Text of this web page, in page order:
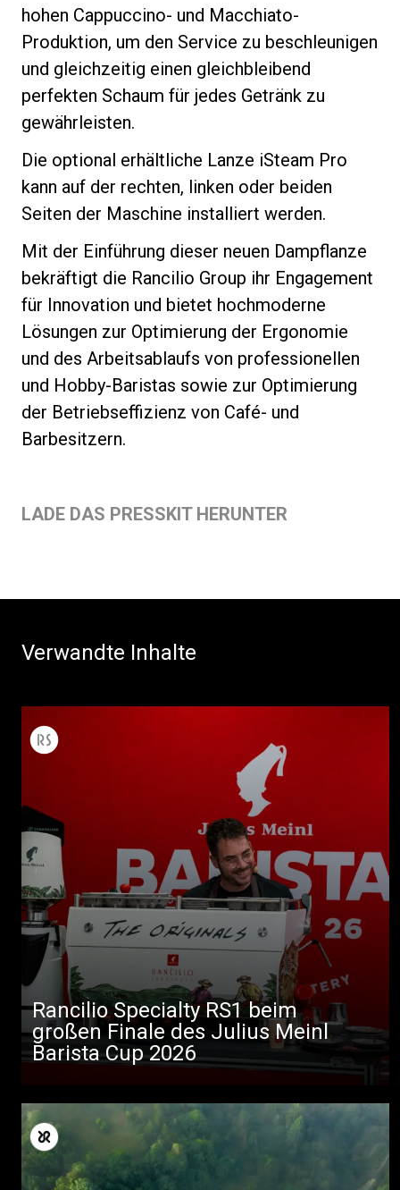
hohen Cappuccino- und Macchiato-
Produktion, um den Service zu beschleunigen
und gleichzeitig einen gleichbleibend
perfekten Schaum für jedes Getränk zu
gewährleisten.
Die optional erhältliche Lanze iSteam Pro
kann auf der rechten, linken oder beiden
Seiten der Maschine installiert werden.
Mit der Einführung dieser neuen Dampflanze
bekräftigt die Rancilio Group ihr Engagement
für Innovation und bietet hochmoderne
Lösungen zur Optimierung der Ergonomie
und des Arbeitsablaufs von professionellen
und Hobby-Baristas sowie zur Optimierung
der Betriebseffizienz von Café- und
Barbesitzern.
LADE DAS PRESSKIT HERUNTER
Verwandte Inhalte
Rancilio Specialty RS1 beim
großen Finale des Julius Meinl
Barista Cup 2026